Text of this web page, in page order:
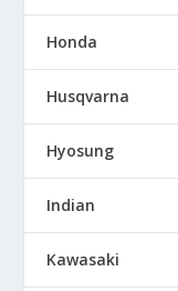
Honda
Husqvarna
Hyosung
Indian
Kawasaki